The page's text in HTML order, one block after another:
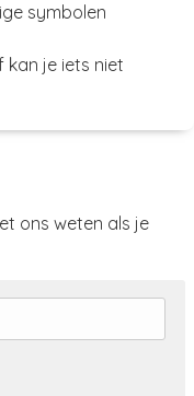
symbolen
kan je iets niet
ons weten als je